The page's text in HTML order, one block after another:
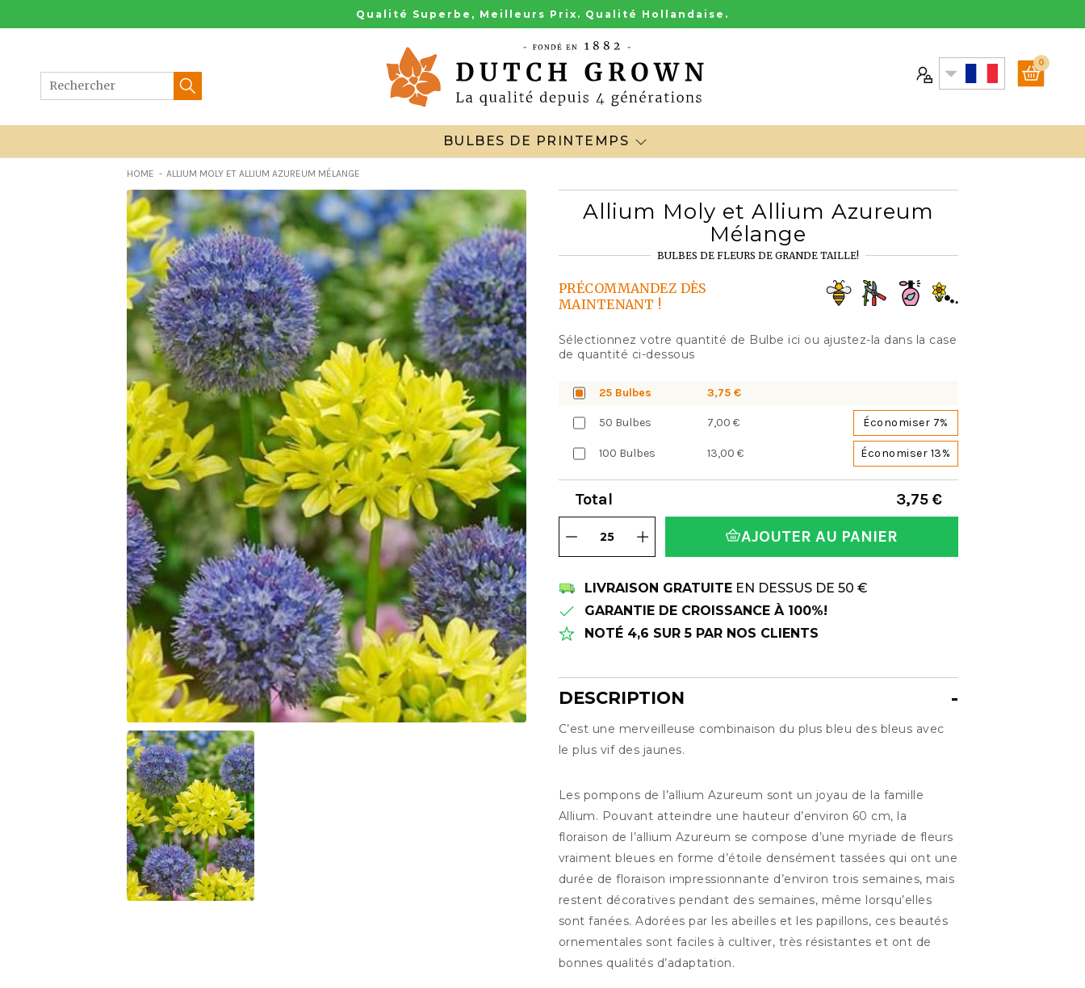
au
Qualité Superbe, Meilleurs Prix. Qualité Hollandaise.
0
BULBES DE PRINTEMPS
HOME ALLIUM MOLY ET ALLIUM AZUREUM MÉLANGE
Allium Moly et Allium Azureum
Mélange
BULBES DE FLEURS DE GRANDE TAILLE!
PRÉCOMMANDEZ DÈS
MAINTENANT !
Sélectionnez votre quantité de Bulbe ici ou ajustez-la dans la case
de quantité ci-dessous
25 Bulbes 3,75 €
50 Bulbes 7,00 € Économiser 7%
100 Bulbes 13,00 € Économiser 13%
Total
3,75 €
AJOUTER AU PANIER
LIVRAISON GRATUITEEN DESSUS DE 50 €
GARANTIE DE CROISSANCE À 100%!
NOTÉ 4,6 SUR 5 PAR NOS CLIENTS
DESCRIPTION
Description
C’est une merveilleuse combinaison du plus bleu des bleus avec
le plus vif des jaunes.
Les pompons de l’allium Azureum sont un joyau de la famille
Allium. Pouvant atteindre une hauteur d’environ 60 cm, la
floraison de l’allium Azureum se compose d’une myriade de fleurs
vraiment bleues en forme d’étoile densément tassées qui ont une
durée de floraison impressionnante d’environ trois semaines, mais
restent décoratives pendant des semaines, même lorsqu’elles
sont fanées. Adorées par les abeilles et les papillons, ces beautés
ornementales sont faciles à cultiver, très résistantes et ont de
bonnes qualités d’adaptation.